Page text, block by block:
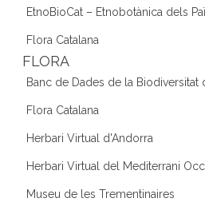
EtnoBioCat – Etnobotànica dels
Flora Catalana
FLORA
Banc de Dades de la Biodiversitat
Flora Catalana
Herbari Virtual d'Andorra
Herbari Virtual del Mediterrani
Museu de les Trementinaires